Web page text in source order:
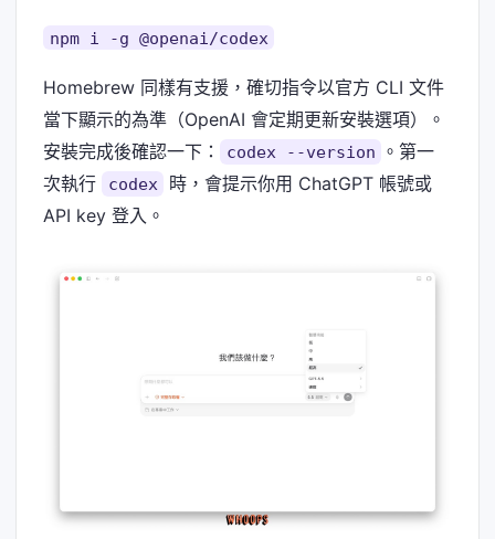
npm i -g @openai/codex
Homebrew 同樣有支援，確切指令以官方 CLI 文件
當下顯示的為準（OpenAI 會定期更新安裝選項）。
安裝完成後確認一下：
codex --version
。第一
次執行
codex
時，會提示你用 ChatGPT 帳號或
API key 登入。